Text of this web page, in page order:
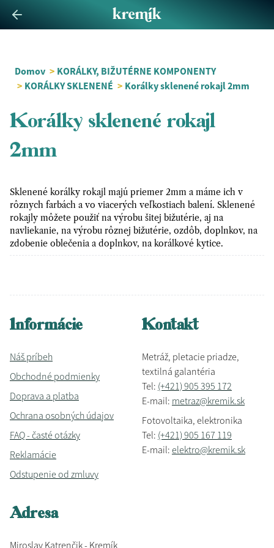
Domov > KORÁLKY, BIŽUTÉRNE KOMPONENTY
> KORÁLKY SKLENENÉ > Korálky sklenené rokajl 2mm
Korálky sklenené rokajl
2mm
Sklenené korálky rokajl majú priemer 2mm a máme ich v
rôznych farbách a vo viacerých veľkostiach balení. Sklenené
rokajly môžete použiť na výrobu šitej bižutérie, aj na
navliekanie, na výrobu rôznej bižutérie, ozdôb, doplnkov, na
zdobenie oblečenia a doplnkov, na korálkové kytice.
Informácie
Náš príbeh
Obchodné podmienky
Doprava a platba
Ochrana osobných údajov
FAQ - časté otázky
Reklamácie
Odstupenie od zmluvy
Kontakt
Metráž, pletacie priadze,
textilná galantéria
Tel: (+421) 905 395 172
E-mail: metraz@kremik.sk
Fotovoltaika, elektronika
Tel: (+421) 905 167 119
E-mail: elektro@kremik.sk
Adresa
Miroslav Katrenčik - Kremík